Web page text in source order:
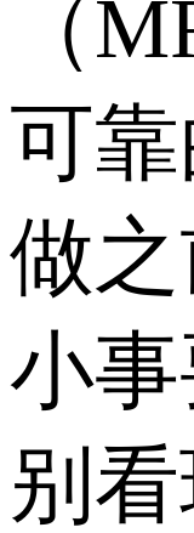
（
可靠
做
小事
别